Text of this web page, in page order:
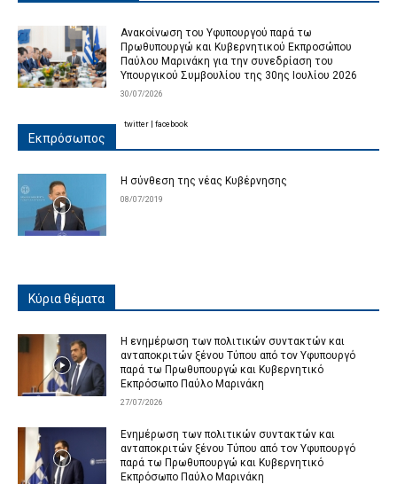
Ανακοίνωση του Υφυπουργού παρά τω
Πρωθυπουργώ και Κυβερνητικού Εκπροσώπου
Παύλου Μαρινάκη για την συνεδρίαση του
Υπουργικού Συμβουλίου της 30ης Ιουλίου 2026
30/07/2026
Εκπρόσωπος
Η σύνθεση της νέας Κυβέρνησης
08/07/2019
twitter facebook
Κύρια θέματα
Η ενημέρωση των πολιτικών συντακτών και
ανταποκριτών ξένου Τύπου από τον Υφυπουργό
παρά τω Πρωθυπουργώ και Κυβερνητικό
Εκπρόσωπο Παύλο Μαρινάκη
27/07/2026
Ενημέρωση των πολιτικών συντακτών και
ανταποκριτών ξένου Τύπου από τον Υφυπουργό
παρά τω Πρωθυπουργώ και Κυβερνητικό
Εκπρόσωπο Παύλο Μαρινάκη